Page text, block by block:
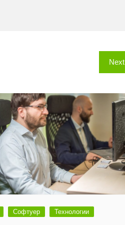
Next
Софтуер Технологии